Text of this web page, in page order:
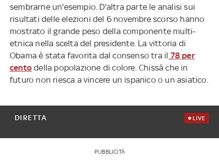
sembrarne un'esempio. D'altra parte le analisi sui
risultati delle elezioni del 6 novembre scorso hanno
mostrato il grande peso della componente multi-
etnica nella scelta del presidente. La vittoria di
Obama è stata favorita dal consenso tra il 78 per
centodella popolazione di colore. Chissà che in
futuro non riesca a vincere un ispanico o un asiatico.
DIRETTA LIVE
PUBBLICITÀ